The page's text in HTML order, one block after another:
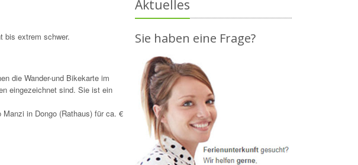
bis extrem schwer.
die Wander-und Bikekarte im
eingezeichnet sind. Sie ist ein
Manzi in Dongo (Rathaus) für ca. €
Aktuelles
Sie haben eine Frage?